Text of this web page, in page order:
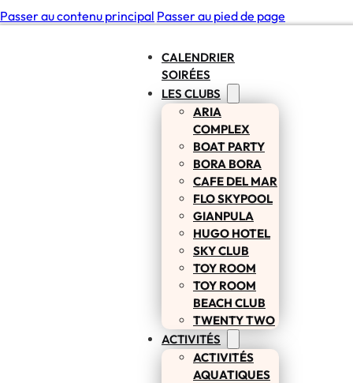
Passer au contenu principal Passer au pied de page
CALENDRIER
SOIRÉES
LES CLUBS
ARIA
COMPLEX
BOAT PARTY
BORA BORA
CAFE DEL MAR
FLO SKYPOOL
GIANPULA
HUGO HOTEL
SKY CLUB
TOY ROOM
TOY ROOM
BEACH CLUB
TWENTY TWO
ACTIVITÉS
ACTIVITÉS
AQUATIQUES